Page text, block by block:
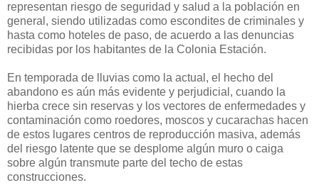
representan riesgo de seguridad y salud a la población en
general, siendo utilizadas como escondites de criminales y
hasta como hoteles de paso, de acuerdo a las denuncias
recibidas por los habitantes de la Colonia Estación.
En temporada de lluvias como la actual, el hecho del
abandono es aún más evidente y perjudicial, cuando la
hierba crece sin reservas y los vectores de enfermedades y
contaminación como roedores, moscos y cucarachas hacen
de estos lugares centros de reproducción masiva, además
del riesgo latente que se desplome algún muro o caiga
sobre algún transmute parte del techo de estas
construcciones.